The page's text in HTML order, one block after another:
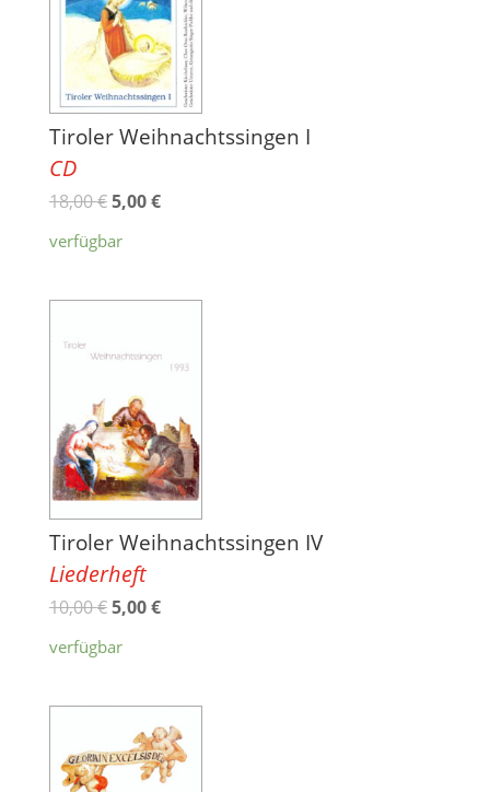
Tiroler Weihnachtssingen I
CD
18,00€5,00€
verfügbar
Tiroler Weihnachtssingen IV
Liederheft
10,00€5,00€
verfügbar